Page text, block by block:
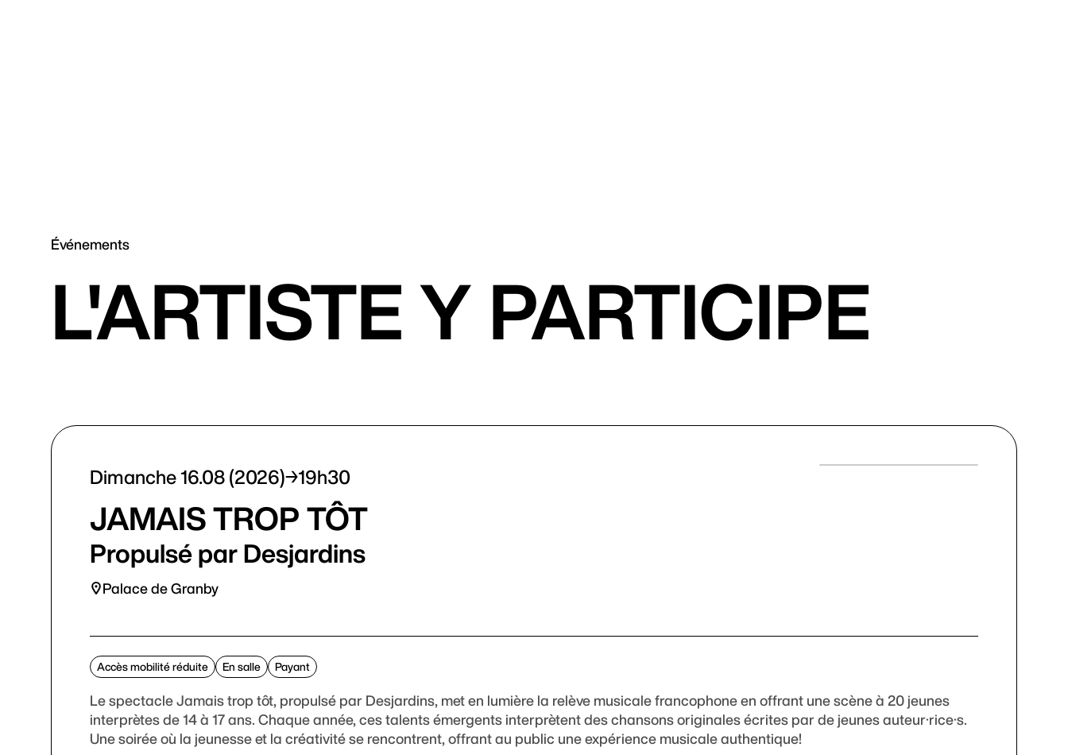
Événements
L'ARTISTE Y PARTICIPE
Dimanche 16.08 (2026) 19h30
JAMAIS TROP TÔT
Propulsé par Desjardins
Palace de Granby
Accès mobilité réduite En salle Payant
Le spectacle Jamais trop tôt, propulsé par Desjardins, met en lumière la relève musicale francophone en offrant une scène à 20 jeunes
interprètes de 14 à 17 ans. Chaque année, ces talents émergents interprètent des chansons originales écrites par de jeunes auteur·rice·s.
Une soirée où la jeunesse et la créativité se rencontrent, offrant au public une expérience musicale authentique!